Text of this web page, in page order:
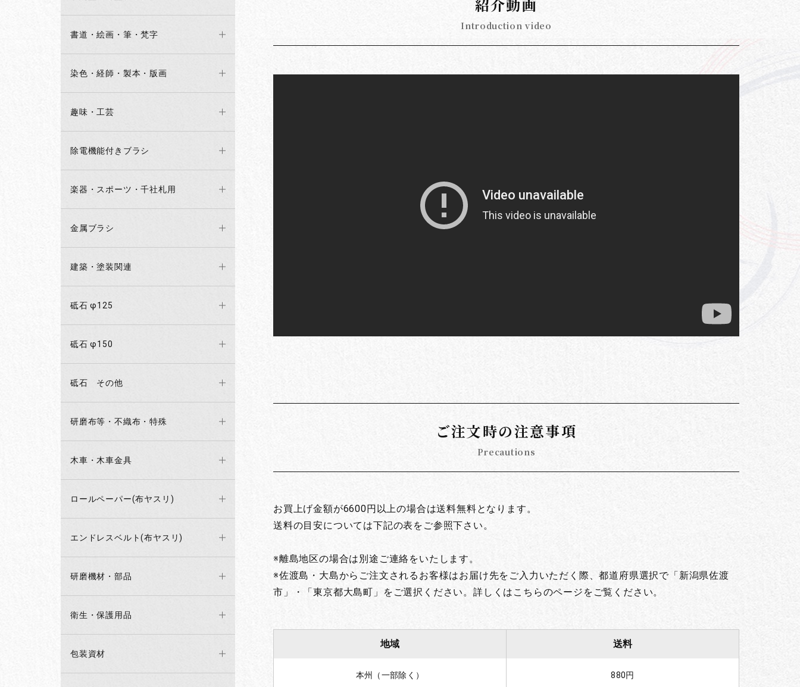
書道・絵画・筆・梵字
染色・経師・製本・版画
趣味・工芸
除電機能付きブラシ
楽器・スポーツ・千社札用
金属ブラシ
建築・塗装関連
砥石 φ125
砥石 φ150
砥石 その他
研磨布等・不織布・特殊
木車・木車金具
ロールペーパー(布ヤスリ)
エンドレスベルト(布ヤスリ)
研磨機材・部品
衛生・保護用品
包装資材
紹介動画
Introduction video
ご注文時の注意事項
Precautions
お買上げ金額が6600円以上の場合は送料無料となります。
送料の目安については下記の表をご参照下さい。
※離島地区の場合は別途ご連絡をいたします。
※佐渡島・大島からご注文されるお客様はお届け先をご入力いただく際、都道府県選択で「新潟県佐渡
市」・「東京都大島町」をご選択ください。詳しくはこちらのページをご覧ください。
地域 送料
本州（一部除く） 880円